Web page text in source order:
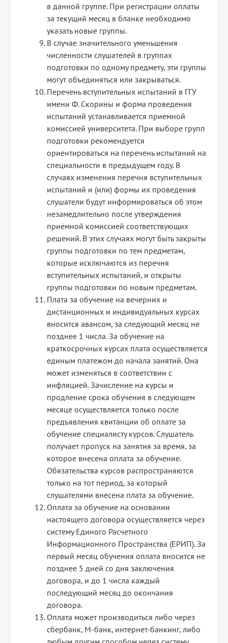
в данной группе. При регистрации оплаты
за текущий месяц в бланке необходимо
указать новые группы.
В случае значительного уменьшения
численности слушателей в группах
подготовки по одному предмету, эти группы
могут объединяться или закрываться.
Перечень вступительных испытаний в ГГУ
имени Ф. Скорины и форма проведения
испытаний устанавливается приемной
комиссией университета. При выборе групп
подготовки рекомендуется
ориентироваться на перечень испытаний на
специальности в предыдущем году. В
случаях изменения перечня вступительных
испытаний и (или) формы их проведения
слушатели будут информироваться об этом
незамедлительно после утверждения
приёмной комиссией соответствующих
решений. В этих случаях могут быть закрыты
группы подготовки по тем предметам,
которые исключаются из перечня
вступительных испытаний, и открыты
группы подготовки по новым предметам.
Плата за обучение на вечерних и
дистанционных и индивидуальных курсах
вносится авансом, за следующий месяц не
позднее 1 числа. За обучение на
краткосрочных курсах плата осуществляется
единым платежом до начала занятий. Она
может изменяться в соответствии с
инфляцией. Зачисление на курсы и
продление срока обучения в следующем
месяце осуществляется только после
предъявления квитанции об оплате за
обучение специалисту курсов. Слушатель
получает пропуск на занятия за время, за
которое внесена оплата за обучение.
Обязательства курсов распространяются
только на тот период, за который
слушателями внесена плата за обучение.
Оплата за обучение на основании
настоящего договора осуществляется через
систему Единого Расчетного
Информационного Пространства (ЕРИП). За
первый месяц обучения оплата вносится не
позднее 5 дней со дня заключения
договора, и до 1 числа каждый
последующий месяц до окончания
договора.
Оплата может производиться либо через
сбербанк, М-банк, интернет-банкинг, либо